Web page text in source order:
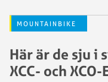
MOUNTAINBIKE
Här är de sju i
XCC- och